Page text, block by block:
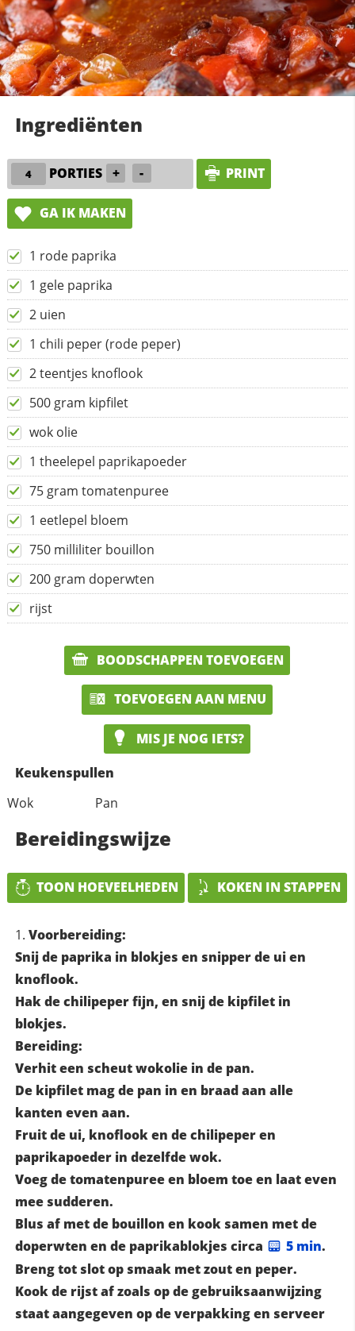
Ingrediënten
PORTIES + - PRINT
GA IK MAKEN
1 rode paprika
1 gele paprika
2 uien
1 chili peper (rode peper)
2 teentjes knoflook
500 gram kipfilet
wok olie
1 theelepel paprikapoeder
75 gram tomatenpuree
1 eetlepel bloem
750 milliliter bouillon
200 gram doperwten
rijst
BOODSCHAPPEN TOEVOEGEN
TOEVOEGEN AAN MENU
MIS JE NOG IETS?
Keukenspullen
Wok
Pan
Bereidingswijze
TOON HOEVEELHEDEN KOKEN IN STAPPEN
Voorbereiding:
Snij de paprika in blokjes en snipper de ui en
knoflook.
Hak de chilipeper fijn, en snij de kipfilet in
blokjes.
Bereiding:
Verhit een scheut wokolie in de pan.
De kipfilet mag de pan in en braad aan alle
kanten even aan.
Fruit de ui, knoflook en de chilipeper en
paprikapoeder in dezelfde wok.
Voeg de tomatenpuree en bloem toe en laat even
mee sudderen.
Blus af met de bouillon en kook samen met de
doperwten en de paprikablokjes circa
5 min.
Breng tot slot op smaak met zout en peper.
Kook de rijst af zoals op de gebruiksaanwijzing
staat aangegeven op de verpakking en serveer